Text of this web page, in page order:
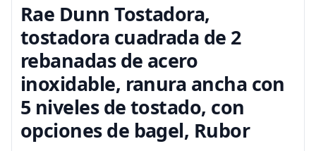
Rae Dunn Tostadora,
tostadora cuadrada de 2
rebanadas de acero
inoxidable, ranura ancha con
5 niveles de tostado, con
opciones de bagel, Rubor